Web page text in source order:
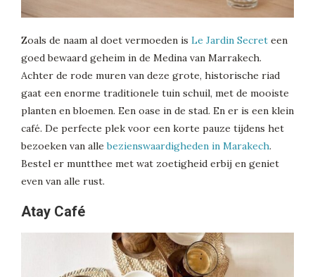
Zoals de naam al doet vermoeden is Le Jardin Secret een
goed bewaard geheim in de Medina van Marrakech.
Achter de rode muren van deze grote, historische riad
gaat een enorme traditionele tuin schuil, met de mooiste
planten en bloemen. Een oase in de stad. En er is een klein
café. De perfecte plek voor een korte pauze tijdens het
bezoeken van allebezienswaardigheden in Marakech.
Bestel er muntthee met wat zoetigheid erbij en geniet
even van alle rust.
Atay Café